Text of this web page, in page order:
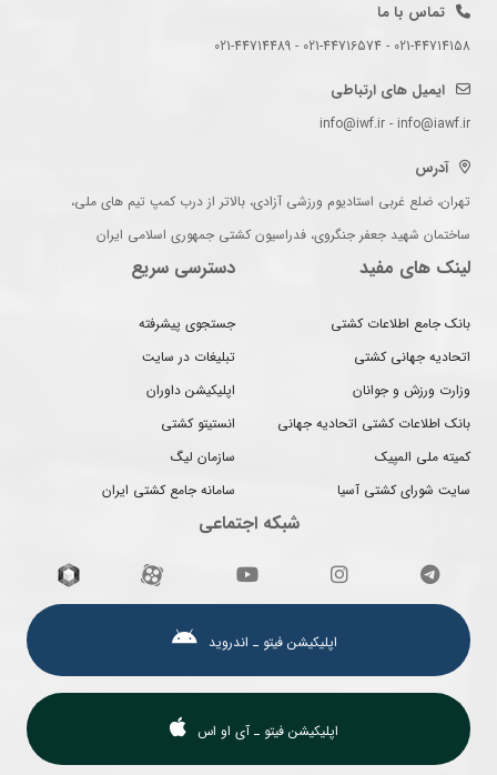
تماس با ما
021-44714158 - 021-44716574 - 021-44714489
ایمیل های ارتباطی
info@iwf.ir - info@iawf.ir
آدرس
تهران، ضلع غربی استادیوم ورزشی آزادی، بالاتر از درب کمپ تیم های ملی،
ساختمان شهید جعفر جنگروی، فدراسیون کشتی جمهوری اسلامی ایران
لینک های مفید
بانک جامع اطلاعات کشتی
اتحادیه جهانی کشتی
وزارت ورزش و جوانان
بانک اطلاعات کشتی اتحادیه جهانی
کمیته ملی المپیک
سایت شورای کشتی آسیا
دسترسی سریع
جستجوی پیشرفته
تبلیغات در سایت
اپلیکیشن داوران
انستیتو کشتی
سازمان لیگ
سامانه جامع کشتی ایران
شبکه اجتماعی
اپلیکیشن فیتو ـ اندروید
اپلیکیشن فیتو ـ آی او اس